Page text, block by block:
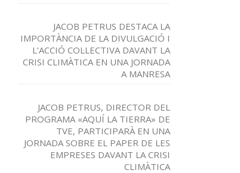
JACOB PETRUS DESTACA LA
IMPORTÀNCIA DE LA DIVULGACIÓ I
L’ACCIÓ COL·LECTIVA DAVANT LA
CRISI CLIMÀTICA EN UNA JORNADA
A MANRESA
JACOB PETRUS, DIRECTOR DEL
PROGRAMA «AQUÍ LA TIERRA» DE
TVE, PARTICIPARÀ EN UNA
JORNADA SOBRE EL PAPER DE LES
EMPRESES DAVANT LA CRISI
CLIMÀTICA